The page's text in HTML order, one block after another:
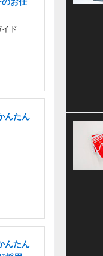
お仕
ド
んたん
んたん